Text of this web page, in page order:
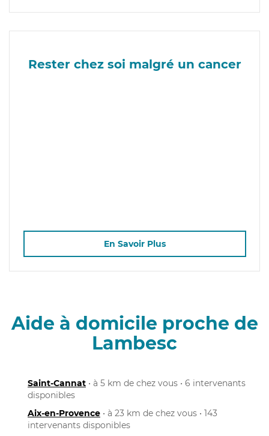
Rester chez soi malgré un cancer
En Savoir Plus
Aide à domicile proche de
Lambesc
Saint-Cannat • à 5 km de chez vous • 6 intervenants
disponibles
Aix-en-Provence • à 23 km de chez vous • 143
intervenants disponibles